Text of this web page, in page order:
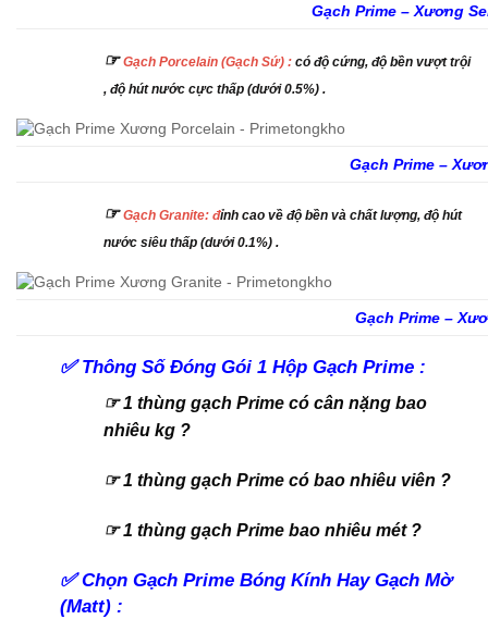
Gạch Prime – Xương
☞Gạch Porcelain (Gạch Sứ) : có độ cứng, độ bền vượt trội
, độ hút nước cực thấp (dưới 0.5%) .
Gạch Prime –
☞Gạch Granite: đỉnh cao về độ bền và chất lượng, độ hút
nước siêu thấp (dưới 0.1%) .
Gạch Prime –
✅Thông Số Đóng Gói 1 Hộp Gạch Prime :
☞ 1 thùng gạch Prime có cân nặng bao
nhiêu kg ?
☞ 1 thùng gạch Prime có bao nhiêu viên ?
☞ 1 thùng gạch Prime bao nhiêu mét ?
✅Chọn Gạch Prime Bóng Kính Hay Gạch Mờ
(Matt) :